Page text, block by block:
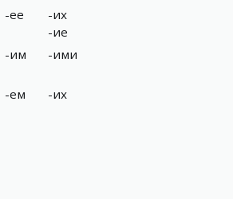
-ее -их
-ие
-им -ими
-ем -их